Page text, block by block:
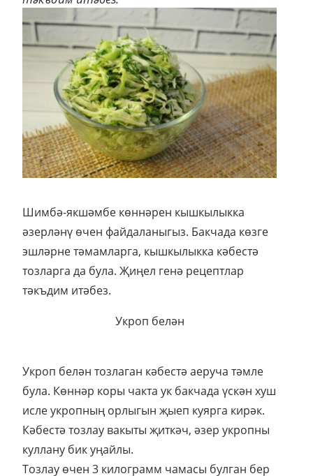
Шимбә-якшәмбе көннәрен кышкылыкка
әзерләнү өчен файдаланыгыз. Бакчада көзге
эшләрне тәмамларга, кышкылыкка кәбестә
тозларга да була. Җиңел генә рецептлар
тәкъдим итәбез.
Укроп белән
Укроп белән тозлаган кәбестә аеруча тәмле
була. Көннәр коры чакта ук бакчада үскән хуш
исле укропның орлыгын җыеп куярга кирәк.
Кәбестә тозлау вакыты җиткәч, әзер укропны
куллану бик уңайлы.
Тозлау өчен 3 килограмм чамасы булган бер